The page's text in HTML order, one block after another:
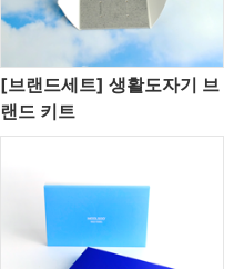
[브랜드세트] 생활도자기 브
랜드 키트